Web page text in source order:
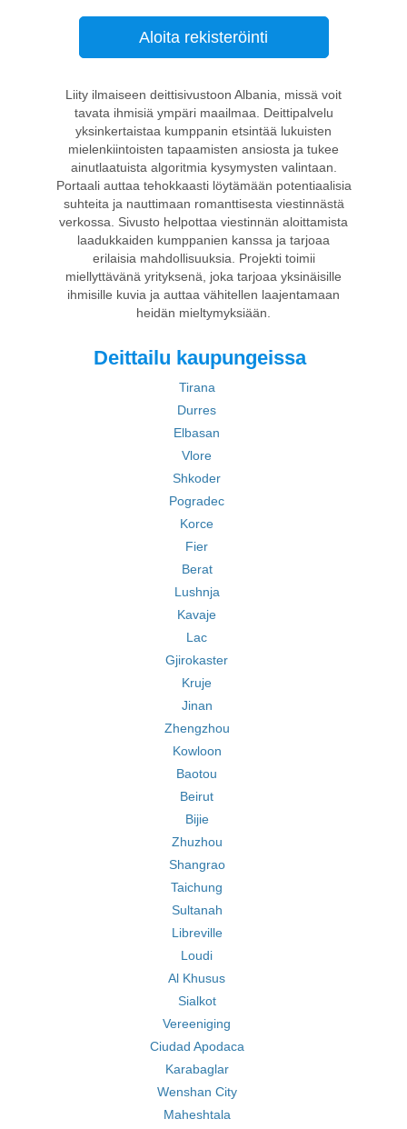
Aloita rekisteröinti
Liity ilmaiseen deittisivustoon Albania, missä voit
tavata ihmisiä ympäri maailmaa. Deittipalvelu
yksinkertaistaa kumppanin etsintää lukuisten
mielenkiintoisten tapaamisten ansiosta ja tukee
ainutlaatuista algoritmia kysymysten valintaan.
Portaali auttaa tehokkaasti löytämään potentiaalisia
suhteita ja nauttimaan romanttisesta viestinnästä
verkossa. Sivusto helpottaa viestinnän aloittamista
laadukkaiden kumppanien kanssa ja tarjoaa
erilaisia mahdollisuuksia. Projekti toimii
miellyttävänä yrityksenä, joka tarjoaa yksinäisille
ihmisille kuvia ja auttaa vähitellen laajentamaan
heidän mieltymyksiään.
Deittailu kaupungeissa
Tirana
Durres
Elbasan
Vlore
Shkoder
Pogradec
Korce
Fier
Berat
Lushnja
Kavaje
Lac
Gjirokaster
Kruje
Jinan
Zhengzhou
Kowloon
Baotou
Beirut
Bijie
Zhuzhou
Shangrao
Taichung
Sultanah
Libreville
Loudi
Al Khusus
Sialkot
Vereeniging
Ciudad Apodaca
Karabaglar
Wenshan City
Maheshtala